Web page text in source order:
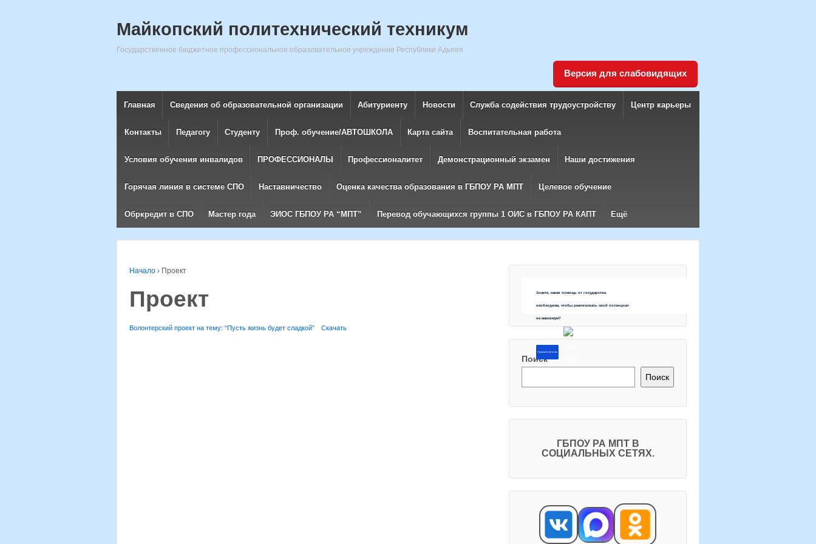
Майкопский политехнический техникум
Государственное бюджетное профессиональное образовательное учреждение Республики Адыгея
Версия для слабовидящих
Главная Сведения об образовательной организации Абитуриенту Новости Служба содействия трудоустройству Центр карьеры
Контакты Педагогу Студенту Проф. обучение/АВТОШКОЛА Карта сайта Воспитательная работа
Условия обучения инвалидов ПРОФЕССИОНАЛЫ Профессионалитет Демонстрационный экзамен Наши достижения
Горячая линия в системе СПО Наставничество Оценка качества образования в ГБПОУ РА МПТ Целевое обучение
Обркредит в СПО Мастер года ЭИОС ГБПОУ РА “МПТ” Перевод обучающихся группы 1 ОИС в ГБПОУ РА КАПТ Ещё
Начало › Проект
Проект
Волонтерский проект на тему: “Пусть жизнь будет сладкой” Скачать
Знаете, какая помощь от государства
необходима, чтобы реализовать свой потенциал
на максимум?
Напишите об этом
Поиск
Поиск
ГБПОУ РА МПТ В
СОЦИАЛЬНЫХ СЕТЯХ.